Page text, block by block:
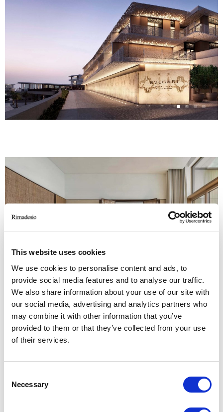
This website uses cookies
We use cookies to personalise content and ads, to
provide social media features and to analyse our traffic.
We also share information about your use of our site with
our social media, advertising and analytics partners who
may combine it with other information that you’ve
provided to them or that they’ve collected from your use
of their services.
Selection
Necessary